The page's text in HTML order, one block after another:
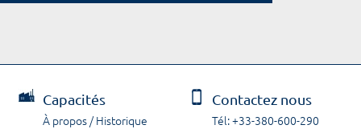
Capacités
À propos / Historique
Contactez nous
Tél: +33-380-600-290